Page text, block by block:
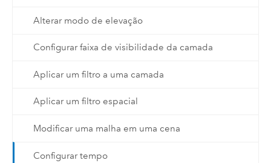
Alterar modo de elevação
Configurar faixa de visibilidade da camada
Aplicar um filtro a uma camada
Aplicar um filtro espacial
Modificar uma malha em uma cena
Configurar tempo